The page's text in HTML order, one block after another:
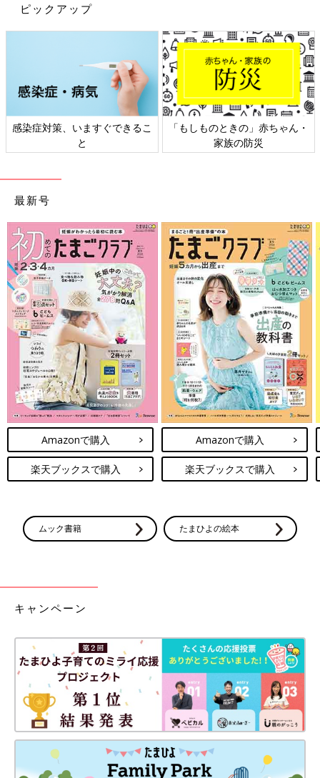
ピックアップ
感染症対策、いますぐできるこ
と
「もしものときの」赤ちゃん・
家族の防災
最新号
Amazonで購入
楽天ブックスで購入
Amazonで購入
楽天ブックスで購入
ムック書籍 たまひよの絵本
キャンペーン